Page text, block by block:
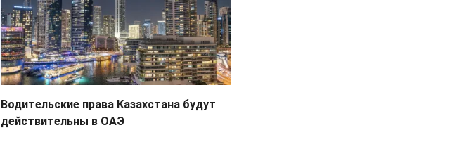
Водительские права Казахстана будут
действительны в ОАЭ